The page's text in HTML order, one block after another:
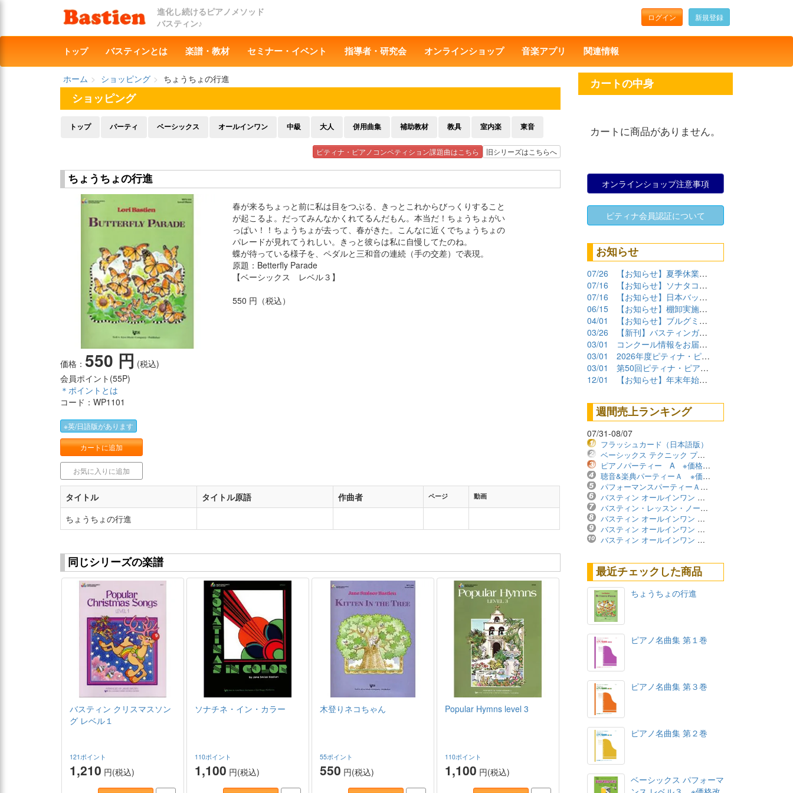
進化し続けるピアノメソッド
バスティン♪
ログイン 新規登録
トップ バスティンとは 楽譜・教材 セミナー・イベント 指導者・研究会 オンラインショップ 音楽アプリ 関連情報
ホーム ショッピング
ちょうちょの行進
ショッピング
トップ パーティ ベーシックス オールインワン 中級 大人 併用曲集 補助教材 教具 室内楽 東音
ピティナ・ピアノコンペティション課題曲はこちら 旧シリーズはこちらへ
ちょうちょの行進
価格： 550 円 (税込)
会員ポイント(55P)
＊ポイントとは
コード：WP1101
※英/日語版があります
カートに追加
お気に入りに追加
春が来るちょっと前に私は目をつぶる、きっとこれからびっくりすること
が起こるよ。だってみんなかくれてるんだもん。本当だ！ちょうちょがい
っぱい！！ちょうちょが去って、春がきた。こんなに近くでちょうちょの
パレードが見れてうれしい。きっと彼らは私に自慢してたのね。
蝶が待っている様子を、ペダルと三和音の連続（手の交差）で表現。
原題：Betterfly Parade
【ベーシックス レベル３】
550 円（税込）
タイトル タイトル原語 作曲者 ページ 動画
ちょうちょの行進
同じシリーズの楽譜
バスティン クリスマスソン
グ レベル１
121ポイント
1,210 円(税込)
ソナチネ・イン・カラー
110ポイント
1,100 円(税込)
木登りネコちゃん
55ポイント
550 円(税込)
Popular Hymns level 3
110ポイント
1,100 円(税込)
カートの中身
カートに商品がありません。
オンラインショップ注意事項
ピティナ会員認証について
お知らせ
07/26
【お知らせ】夏季休業期間について
07/16
【お知らせ】ソナタコンクール2026参加要項公開
07/16
【お知らせ】日本バッハコンクール2026参加要項公開
06/15
【お知らせ】棚卸実施に伴うショップ臨時休業について
04/01
【お知らせ】ブルグミュラーコンクール2026課題曲公開
03/26
【新刊】バスティンガイド再販しました！
03/01
コンクール情報をお届けします！（2026年度）
03/01
2026年度ピティナ・ピアノコンペティション課題曲商品
03/01
第50回ピティナ・ピアノコンペティション課題曲公開！
12/01
【お知らせ】年末年始の営業について
週間売上ランキング
07/31-08/07
フラッシュカード（日本語版）
ベーシックス テクニック プリマーレベル ※価格改定版
ピアノパーティー A ※価格改定版
聴音&楽典パーティーＡ ※価格改定版
パフォーマンスパーティーＡ ※価格改定版
バスティン オールインワン レベル1B ※価格改定版
バスティン・レッスン・ノート ※価格改定版
バスティン オールインワン レベル2B ※価格改定版
バスティン オールインワン レベル4A ※価格改定版
バスティン オールインワン レベル3B ※価格改定版
最近チェックした商品
ちょうちょの行進
ピアノ名曲集 第１巻
ピアノ名曲集 第３巻
ピアノ名曲集 第２巻
ベーシックス パフォーマ